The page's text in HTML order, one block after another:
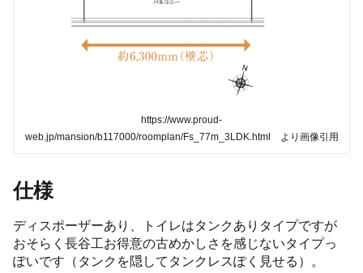
https://www.proud-
web.jp/mansion/b117000/roomplan/Fs_77m_3LDK.html より画像引用
仕様
ディスポーザーあり、トイレはタンクありタイプですが
おそらく長谷工お得意の古めかしさを感じないタイプっ
ぽいです（タンクを隠してタンクレスぽく見せる）。